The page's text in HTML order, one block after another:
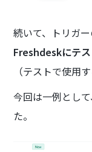
続いて、トリガ
Freshdeskにテ
（テストで使用
今回は一例とし
た。